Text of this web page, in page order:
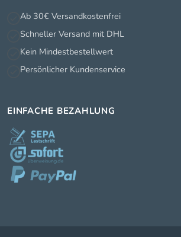
Ab 30€ Versandkostenfrei
Schneller Versand mit DHL
Kein Mindestbestellwert
Persönlicher Kundenservice
EINFACHE BEZAHLUNG